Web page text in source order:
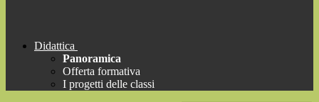
Didattica
Panoramica
Offerta formativa
I progetti delle classi